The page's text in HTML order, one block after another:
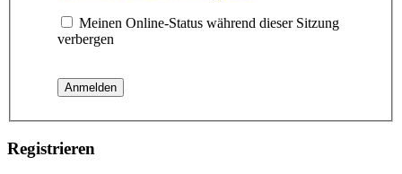
Meinen Online-Status während dieser Sitzung
verbergen
Registrieren